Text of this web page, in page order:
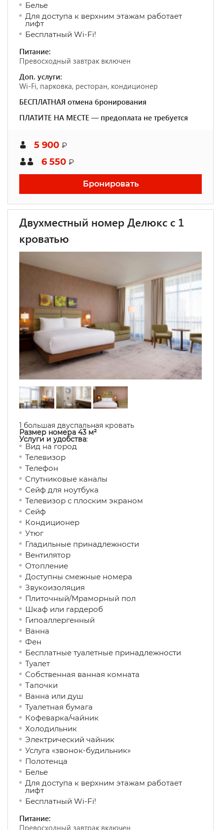
Белье
Для доступа к верхним этажам работает
лифт
Бесплатный Wi-Fi!
Питание:
Превосходный завтрак включен
Доп. услуги:
Wi-Fi, парковка, ресторан, кондиционер
БЕСПЛАТНАЯ отмена бронирования
ПЛАТИТЕ НА МЕСТЕ — предоплата не требуется
5 900 ₽
6 550 ₽
Бронировать
Двухместный номер Делюкс с 1
кроватью
1 большая двуспальная кровать
Размер номера 43 м²
Услуги и удобства:
Вид на город
Телевизор
Телефон
Спутниковые каналы
Сейф для ноутбука
Телевизор с плоским экраном
Сейф
Кондиционер
Утюг
Гладильные принадлежности
Вентилятор
Отопление
Доступны смежные номера
Звукоизоляция
Плиточный/Мраморный пол
Шкаф или гардероб
Гипоаллергенный
Ванна
Фен
Бесплатные туалетные принадлежности
Туалет
Собственная ванная комната
Тапочки
Ванна или душ
Туалетная бумага
Кофеварка/чайник
Холодильник
Электрический чайник
Услуга «звонок-будильник»
Полотенца
Белье
Для доступа к верхним этажам работает
лифт
Бесплатный Wi-Fi!
Питание:
Превосходный завтрак включен